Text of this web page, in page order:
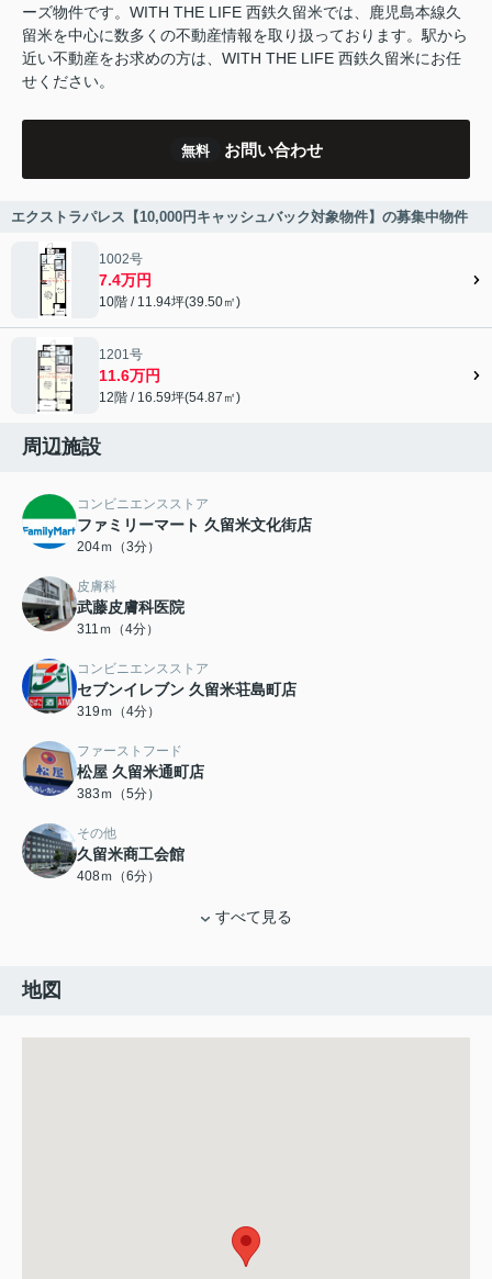
ーズ物件です。WITH THE LIFE 西鉄久留米では、鹿児島本線久
留米を中心に数多くの不動産情報を取り扱っております。駅から
近い不動産をお求めの方は、WITH THE LIFE 西鉄久留米にお任
せください。
無料 お問い合わせ
エクストラパレス【10,000円キャッシュバック対象物件】の募集中物件
1002号
7.4万円
10階 / 11.94坪(39.50㎡)
1201号
11.6万円
12階 / 16.59坪(54.87㎡)
周辺施設
コンビニエンスストア
ファミリーマート 久留米文化街店
204ｍ（3分）
皮膚科
武藤皮膚科医院
311ｍ（4分）
コンビニエンスストア
セブンイレブン 久留米荘島町店
319ｍ（4分）
ファーストフード
松屋 久留米通町店
383ｍ（5分）
その他
久留米商工会館
408ｍ（6分）
すべて見る
地図